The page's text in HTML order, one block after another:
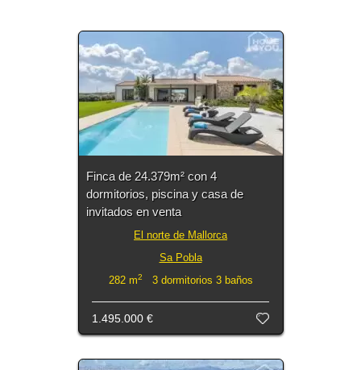
Finca de 24.379m² con 4
dormitorios, piscina y casa de
invitados en venta
El norte de Mallorca
Sa Pobla
282 m2 3 dormitorios 3 baños
1.495.000 €